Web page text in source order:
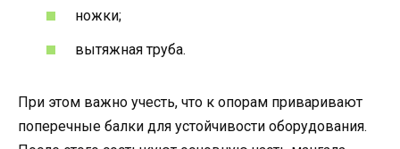
ножки;
вытяжная труба.
При этом важно учесть, что к опорам приваривают
поперечные балки для устойчивости оборудования.